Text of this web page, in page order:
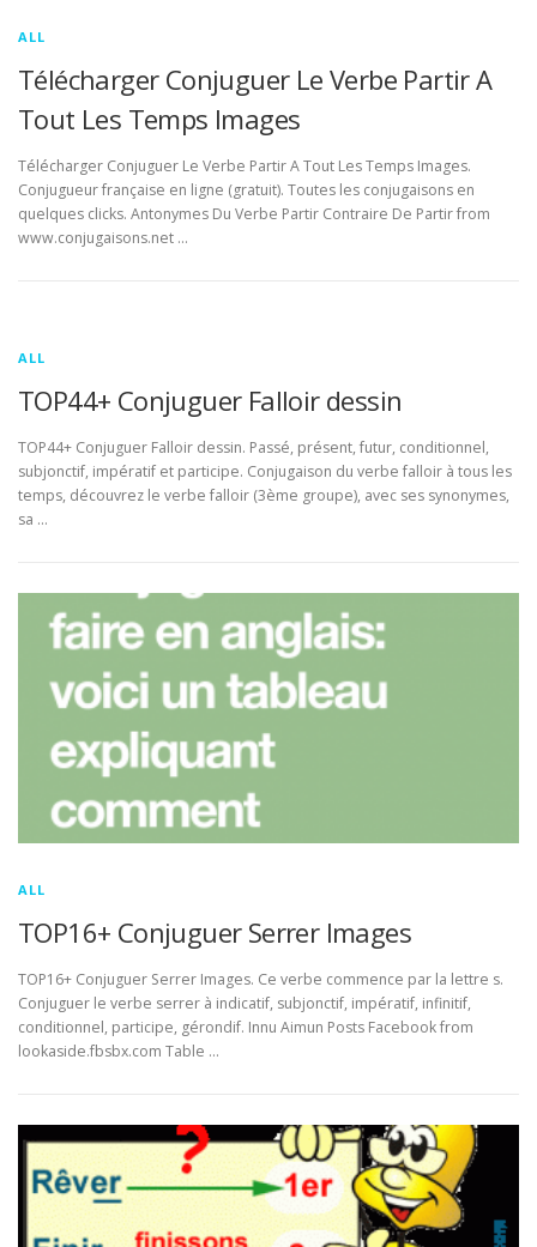
ALL
Télécharger Conjuguer Le Verbe Partir A
Tout Les Temps Images
Télécharger Conjuguer Le Verbe Partir A Tout Les Temps Images.
Conjugueur française en ligne (gratuit). Toutes les conjugaisons en
quelques clicks. Antonymes Du Verbe Partir Contraire De Partir from
www.conjugaisons.net …
ALL
TOP44+ Conjuguer Falloir dessin
TOP44+ Conjuguer Falloir dessin. Passé, présent, futur, conditionnel,
subjonctif, impératif et participe. Conjugaison du verbe falloir à tous les
temps, découvrez le verbe falloir (3ème groupe), avec ses synonymes,
sa …
ALL
TOP16+ Conjuguer Serrer Images
TOP16+ Conjuguer Serrer Images. Ce verbe commence par la lettre s.
Conjuguer le verbe serrer à indicatif, subjonctif, impératif, infinitif,
conditionnel, participe, gérondif. Innu Aimun Posts Facebook from
lookaside.fbsbx.com Table …